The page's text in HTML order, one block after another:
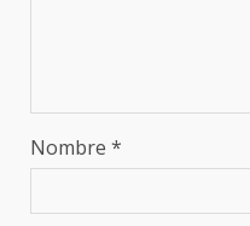
Nombre *